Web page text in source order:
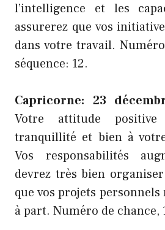
l’intelligence et les
assurerez que vos
dans votre travail.
séquence: 12.
Capricorne: 23
Votre attitude
tranquillité et bien à
Vos responsabilités
devrez très bien
que vos projets
à part. Numéro de chance,